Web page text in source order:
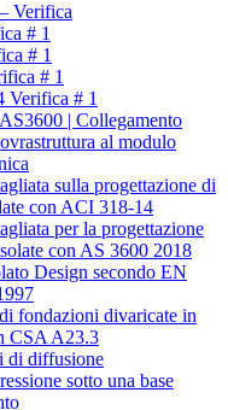
Verifica
# 1
# 1
# 1
Verifica # 1
| Collegamento
al modulo
sulla progettazione di
con ACI 318-14
per la progettazione
con AS 3600 2018
Design secondo EN
fondazioni divaricate in
CSA A23.3
di diffusione
sotto una base